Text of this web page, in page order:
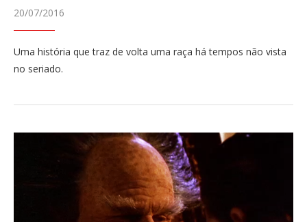
20/07/2016
Uma história que traz de volta uma raça há tempos não vista
no seriado.